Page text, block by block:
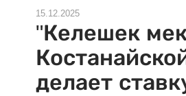
15.12.2025
"Келешек
делает